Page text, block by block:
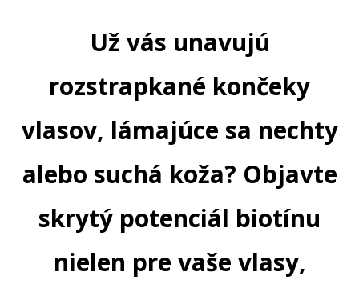
Už vás unavujú
rozstrapkané končeky
vlasov, lámajúce sa nechty
alebo suchá koža? Objavte
skrytý potenciál biotínu
nielen pre vaše vlasy,